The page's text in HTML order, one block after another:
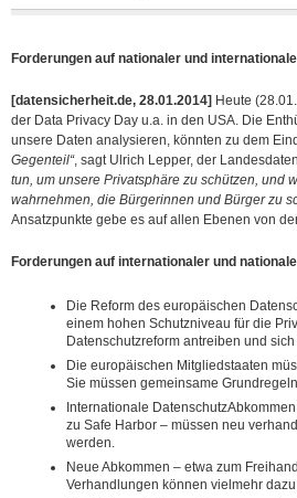
Forderungen auf nationaler und
[datensicherheit.de, 28.01.2014] Heute
der Data Privacy Day u.a. in den USA. Die
unsere Daten analysieren, könnten zu dem
Gegenteil“, sagt Ulrich Lepper, der
tun, um unsere Privatsphäre zu schützen, und
wahrnehmen, die Bürgerinnen und Bürger zu
Ansatzpunkte gebe es auf allen Ebenen von
Forderungen auf internationaler und
Die Reform des europäischen
einem hohen Schutzniveau für die
Datenschutzreform antreiben und
Die europäischen Mitgliedstaaten
Sie müssen gemeinsame
Internationale
zu Safe Harbor – müssen neu
werden.
Neue Abkommen – etwa zum
Verhandlungen können vielmehr